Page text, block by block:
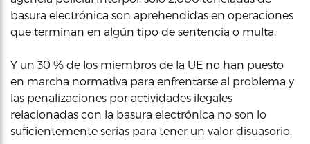
basura electrónica son aprehendidas en operaciones
que terminan en algún tipo de sentencia o multa.
Y un 30 % de los miembros de la UE no han puesto
en marcha normativa para enfrentarse al problema y
las penalizaciones por actividades ilegales
relacionadas con la basura electrónica no son lo
suficientemente serias para tener un valor disuasorio.